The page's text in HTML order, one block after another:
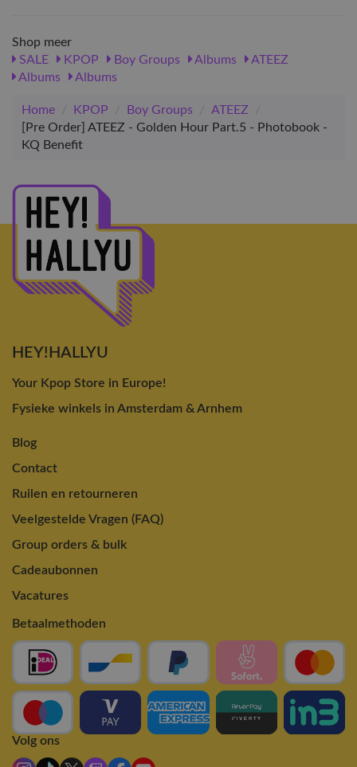
Shop meer
SALE
KPOP Boy Groups Albums
ATEEZ
Albums
Albums
Home / KPOP / Boy Groups / ATEEZ
/
[Pre Order] ATEEZ - Golden Hour Part.5 - Photobook -
KQ Benefit
HEY!HALLYU
Your Kpop Store in Europe!
Fysieke winkels in Amsterdam & Arnhem
Blog
Contact
Ruilen en retourneren
Veelgestelde Vragen (FAQ)
Group orders & bulk
Cadeaubonnen
Vacatures
Betaalmethoden
Volg ons